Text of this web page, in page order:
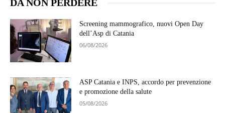
DA NON PERDERE
Screening mammografico, nuovi Open Day
dell’Asp di Catania
06/08/2026
ASP Catania e INPS, accordo per prevenzione
e promozione della salute
05/08/2026